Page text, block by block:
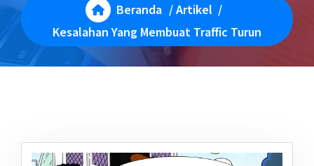
Beranda /Artikel /
Kesalahan Yang Membuat Traffic Turun